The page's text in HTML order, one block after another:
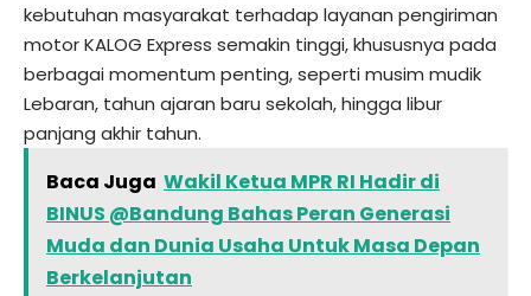
kebutuhan masyarakat terhadap layanan pengiriman
motor KALOG Express semakin tinggi, khususnya pada
berbagai momentum penting, seperti musim mudik
Lebaran, tahun ajaran baru sekolah, hingga libur
panjang akhir tahun.
Baca Juga Wakil Ketua MPR RI Hadir di
BINUS @Bandung Bahas Peran Generasi
Muda dan Dunia Usaha Untuk Masa Depan
Berkelanjutan